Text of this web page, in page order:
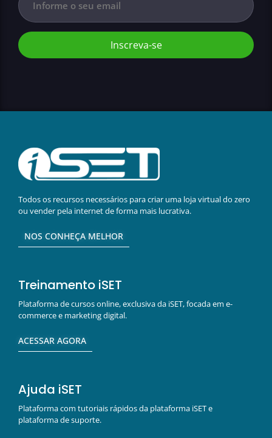
Inscreva-se
Todos os recursos necessários para criar uma loja virtual do zero
ou vender pela internet de forma mais lucrativa.
NOS CONHEÇA MELHOR
Treinamento iSET
Plataforma de cursos online, exclusiva da iSET, focada em e-
commerce e marketing digital.
ACESSAR AGORA
Ajuda iSET
Plataforma com tutoriais rápidos da plataforma iSET e
plataforma de suporte.